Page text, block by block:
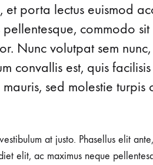
PULL
THE
NO-
LOOK
et porta lectus euismod
commodo
Nunc volutpat sem
convallis est, quis
sed molestie turpis
at justo. Phasellus elit
elit, ac maximus neque